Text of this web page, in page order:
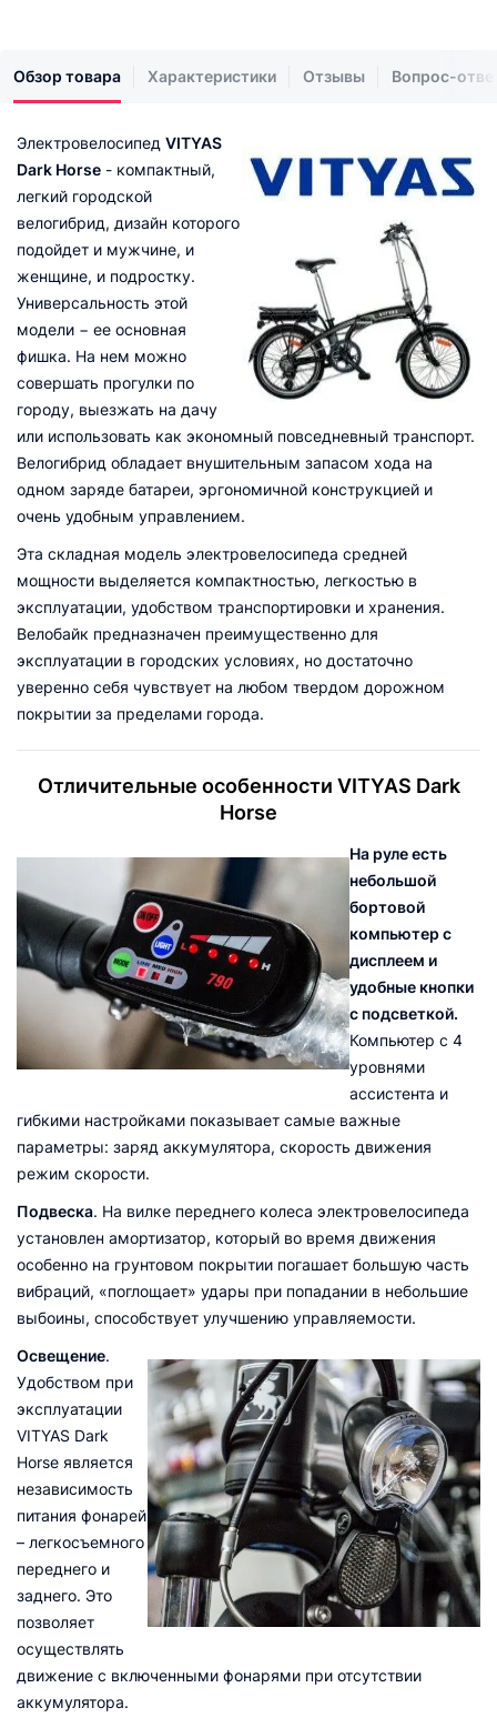
Обзор товара Характеристики Отзывы Вопрос-
Электровелосипед VITYAS
Dark Horse - компактный,
легкий городской
велогибрид, дизайн которого
подойдет и мужчине, и
женщине, и подростку.
Универсальность этой
модели − ее основная
фишка. На нем можно
совершать прогулки по
городу, выезжать на дачу
или использовать как экономный повседневный транспорт.
Велогибрид обладает внушительным запасом хода на
одном заряде батареи, эргономичной конструкцией и
очень удобным управлением.
Эта складная модель электровелосипеда средней
мощности выделяется компактностью, легкостью в
эксплуатации, удобством транспортировки и хранения.
Велобайк предназначен преимущественно для
эксплуатации в городских условиях, но достаточно
уверенно себя чувствует на любом твердом дорожном
покрытии за пределами города.
Отличительные особенности VITYAS Dark
Horse
На руле есть
небольшой
бортовой
компьютер с
дисплеем и
удобные кнопки
с подсветкой.
Компьютер с 4
уровнями
ассистента и
гибкими настройками показывает самые важные
параметры: заряд аккумулятора, скорость движения
режим скорости.
Подвеска. На вилке переднего колеса электровелосипеда
установлен амортизатор, который во время движения
особенно на грунтовом покрытии погашает большую часть
вибраций, «поглощает» удары при попадании в небольшие
выбоины, способствует улучшению управляемости.
Освещение.
Удобством при
эксплуатации
VITYAS Dark
Horse является
независимость
питания фонарей
– легкосъемного
переднего и
заднего. Это
позволяет
осуществлять
движение с включенными фонарями при отсутствии
аккумулятора.